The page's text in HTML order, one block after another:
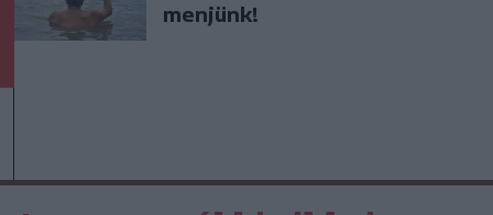
menjünk!